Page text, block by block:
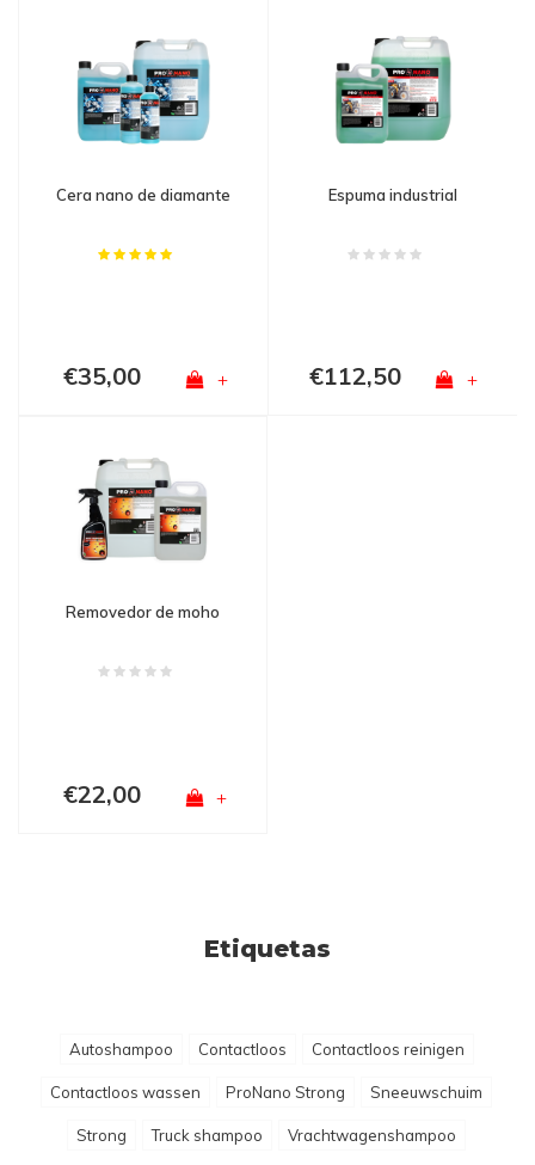
Cera nano de diamante
€35,00 +
Espuma industrial
€112,50 +
Removedor de moho
€22,00 +
Etiquetas
Autoshampoo Contactloos Contactloos reinigen
Contactloos wassen ProNano Strong Sneeuwschuim
Strong Truck shampoo Vrachtwagenshampoo